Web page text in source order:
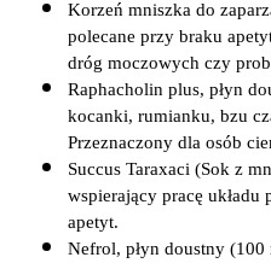
Korzeń mniszka do
polecane przy braku
dróg moczowych czy
Raphacholin plus, płyn
kocanki, rumianku, bzu
Przeznaczony dla osób
Succus Taraxaci (Sok z
wspierający pracę
apetyt.
Nefrol, płyn doustny